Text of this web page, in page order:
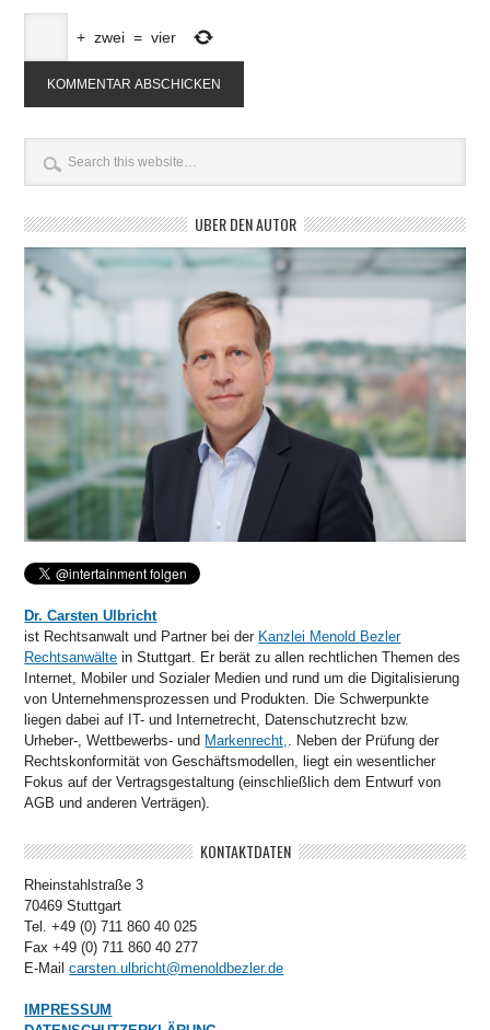
+ zwei = vier
ÜBER DEN AUTOR
Dr. Carsten Ulbricht
ist Rechtsanwalt und Partner bei der Kanzlei Menold Bezler
Rechtsanwälte in Stuttgart. Er berät zu allen rechtlichen Themen des
Internet, Mobiler und Sozialer Medien und rund um die Digitalisierung
von Unternehmensprozessen und Produkten. Die Schwerpunkte
liegen dabei auf IT- und Internetrecht, Datenschutzrecht bzw.
Urheber-, Wettbewerbs- und Markenrecht,. Neben der Prüfung der
Rechtskonformität von Geschäftsmodellen, liegt ein wesentlicher
Fokus auf der Vertragsgestaltung (einschließlich dem Entwurf von
AGB und anderen Verträgen).
KONTAKTDATEN
Rheinstahlstraße 3
70469 Stuttgart
Tel. +49 (0) 711 860 40 025
Fax +49 (0) 711 860 40 277
E-Mailcarsten.ulbricht@menoldbezler.de
IMPRESSUM